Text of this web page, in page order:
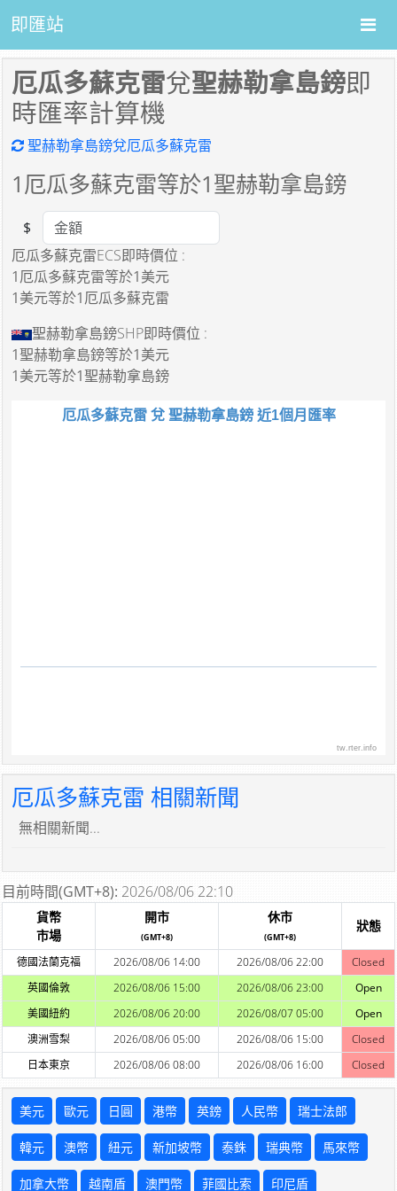
即匯站
厄瓜多蘇克雷兌聖赫勒拿島鎊即
時匯率計算機
聖赫勒拿島鎊兌厄瓜多蘇克雷
1厄瓜多蘇克雷等於1聖赫勒拿島鎊
Amount
$
厄瓜多蘇克雷ECS即時價位 :
1厄瓜多蘇克雷等於1美元
1美元等於1厄瓜多蘇克雷
聖赫勒拿島鎊SHP即時價位 :
1聖赫勒拿島鎊等於1美元
1美元等於1聖赫勒拿島鎊
厄瓜多蘇克雷 兌 聖赫勒拿島鎊 近1個月匯率
tw.rter.info
厄瓜多蘇克雷 相關新聞
無相關新聞...
目前時間(GMT+8): 2026/08/06 22:10
貨幣
市場
開市
(GMT+8)
休市
(GMT+8)
狀態
德國法蘭克福 2026/08/06 14:00 2026/08/06 22:00
Closed
英國倫敦
2026/08/06 15:00 2026/08/06 23:00
Open
美國紐約
2026/08/06 20:00 2026/08/07 05:00
Open
澳洲雪梨
2026/08/06 05:00 2026/08/06 15:00
Closed
日本東京
2026/08/06 08:00 2026/08/06 16:00 Closed
美元 歐元 日圓 港幣 英鎊 人民幣 瑞士法郎
韓元 澳幣 紐元 新加坡幣 泰銖 瑞典幣 馬來幣
加拿大幣 越南盾 澳門幣 菲國比索 印尼盾